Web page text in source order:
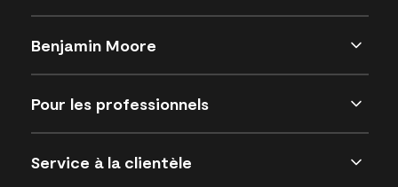
Benjamin Moore
Pour les professionnels
Service à la clientèle